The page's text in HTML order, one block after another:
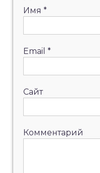
Имя *
Email *
Сайт
Комментарий